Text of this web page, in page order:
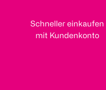
Schneller einkaufen
mit Kundenkonto